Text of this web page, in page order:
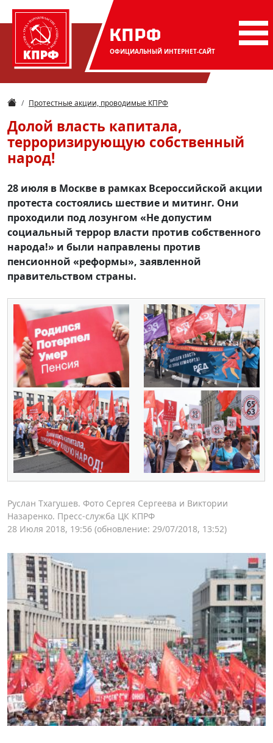
КПРФ
ОФИЦИАЛЬНЫЙ ИНТЕРНЕТ-САЙТ
Протестные акции, проводимые КПРФ
Долой власть капитала,
терроризирующую собственный
народ!
28 июля в Москве в рамках Всероссийской акции
протеста состоялись шествие и митинг. Они
проходили под лозунгом «Не допустим
социальный террор власти против собственного
народа!» и были направлены против
пенсионной «реформы», заявленной
правительством страны.
Руслан Тхагушев. Фото Сергея Сергеева и Виктории
Назаренко. Пресс-служба ЦК КПРФ
28 Июля 2018, 19:56 (обновление: 29/07/2018, 13:52)